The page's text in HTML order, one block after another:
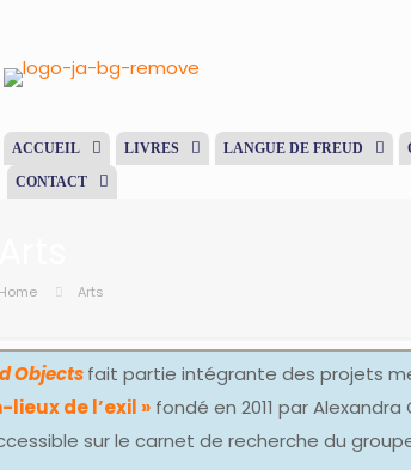
ACCUEIL LIVRES LANGUE DE FREUD
CONTACT
Home Arts
Objectsfait partie intégrante des projets
lieux de l’exil » fondé en 2011 par
sur le carnet de recherche du